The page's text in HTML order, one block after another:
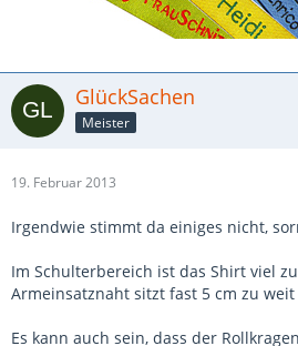
GlückSachen
Meister
19. Februar 2013
Irgendwie stimmt da einiges nicht,
Im Schulterbereich ist das Shirt viel
Armeinsatznaht sitzt fast 5 cm zu
Es kann auch sein, dass der